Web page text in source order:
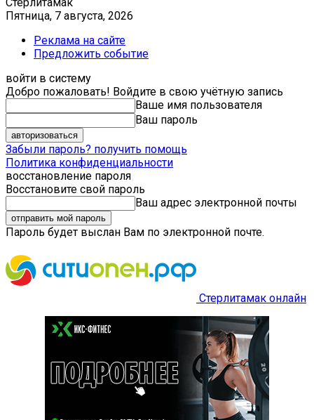
Пятница, 7 августа, 2026
Реклама на сайте
Предложить событие
войти в систему
Добро пожаловать! Войдите в свою учётную запись
Ваше имя пользователя
Ваш пароль
Забыли пароль? получить помощь
Политика конфиденциальности
восстановление пароля
Восстановите свой пароль
Ваш адрес электронной почты
Пароль будет выслан Вам по электронной почте.
Стерлитамак онлайн